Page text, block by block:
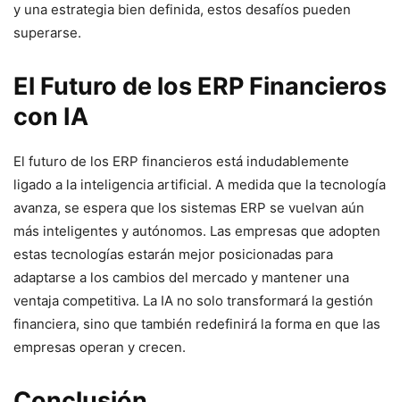
y una estrategia bien definida, estos desafíos pueden
superarse.
El Futuro de los ERP Financieros
con IA
El futuro de los ERP financieros está indudablemente
ligado a la inteligencia artificial. A medida que la tecnología
avanza, se espera que los sistemas ERP se vuelvan aún
más inteligentes y autónomos. Las empresas que adopten
estas tecnologías estarán mejor posicionadas para
adaptarse a los cambios del mercado y mantener una
ventaja competitiva. La IA no solo transformará la gestión
financiera, sino que también redefinirá la forma en que las
empresas operan y crecen.